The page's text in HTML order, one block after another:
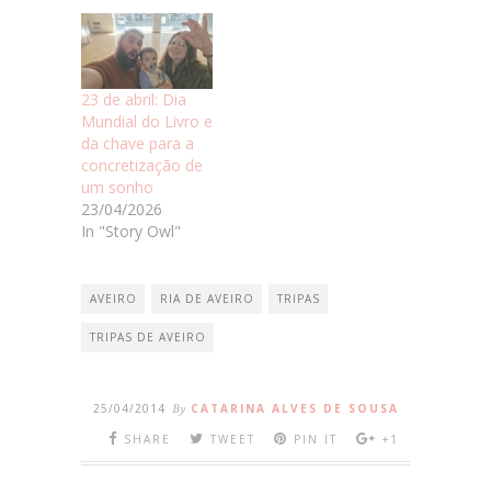
23 de abril: Dia
Mundial do Livro e
da chave para a
concretização de
um sonho
23/04/2026
In "Story Owl"
AVEIRO RIA DE AVEIRO TRIPAS
TRIPAS DE AVEIRO
25/04/2014 By CATARINA ALVES DE SOUSA
SHARE
TWEET PIN IT +1